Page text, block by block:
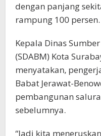
dengan panjang
rampung 100 persen.
Kepala Dinas
(SDABM) Kota
menyatakan,
Babat Jerawat-
pembangunan
sebelumnya.
“Jadi kita